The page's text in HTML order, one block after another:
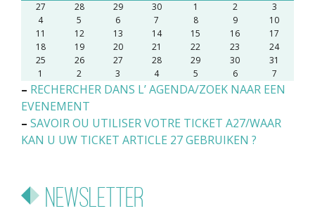
27 28 29 30 1 2
3
4
5 6 7 8 9
10
11
12 13 14 15 16
17
18
19 20 21 22 23
24
25
26 27 28 29 30
31
1
2 3 4 5 6 7
– RECHERCHER DANS L’ AGENDA/ZOEK NAAR EEN
EVENEMENT
– SAVOIR OU UTILISER VOTRE TICKET A27/WAAR
KAN U UW TICKET ARTICLE 27 GEBRUIKEN ?
Newsletter